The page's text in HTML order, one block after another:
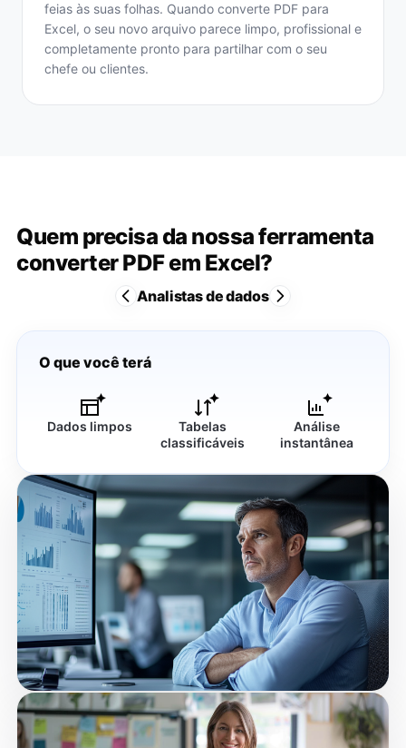
feias às suas folhas. Quando converte PDF para
Excel, o seu novo arquivo parece limpo, profissional e
completamente pronto para partilhar com o seu
chefe ou clientes.
Quem precisa da nossa ferramenta
converter PDF em Excel?
Analistas de dados
O que você terá
Dados limpos
Tabelas
classificáveis
Análise
instantânea